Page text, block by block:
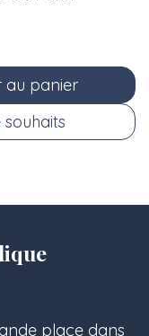
au panier
place dans